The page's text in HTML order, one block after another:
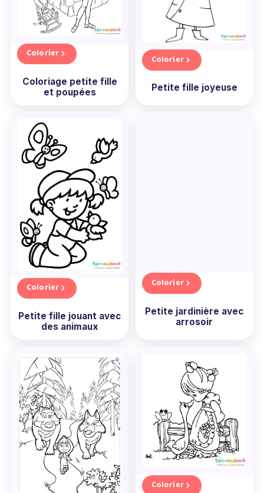
fille gratuits à imprimer
, et faites plaisir à votre
petite artiste en herbe.
Colorier
Coloriage petite fille
et poupées
Colorier
Petite fille joyeuse
Colorier
Petite fille jouant avec
des animaux
Colorier
Petite jardinière avec
arrosoir
Colorier